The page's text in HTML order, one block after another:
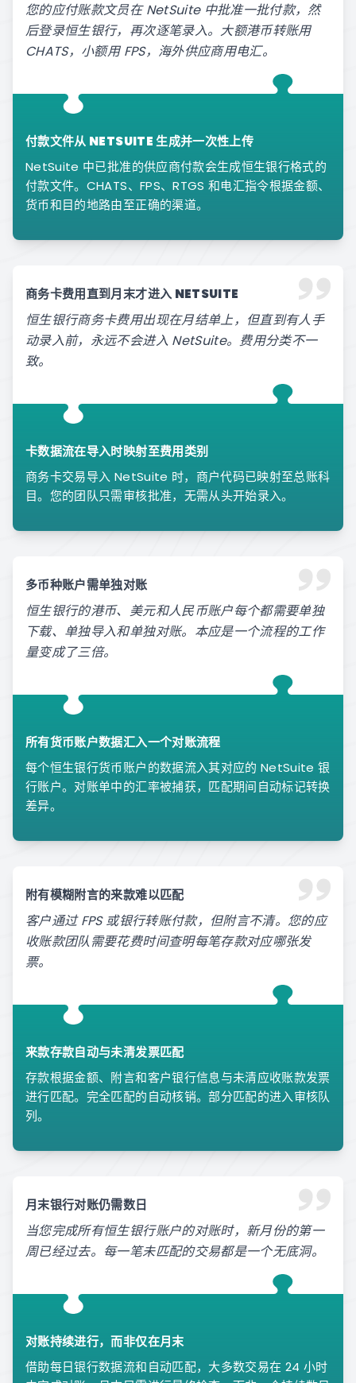
您的应付账款文员在 NetSuite 中批准一批付款，然
后登录恒生银行，再次逐笔录入。大额港币转账用
CHATS，小额用 FPS，海外供应商用电汇。
付款文件从 NETSUITE 生成并一次性上传
NetSuite 中已批准的供应商付款会生成恒生银行格式的
付款文件。CHATS、FPS、RTGS 和电汇指令根据金额、
货币和目的地路由至正确的渠道。
商务卡费用直到月末才进入 NETSUITE
恒生银行商务卡费用出现在月结单上，但直到有人手
动录入前，永远不会进入 NetSuite。费用分类不一
致。
卡数据流在导入时映射至费用类别
商务卡交易导入 NetSuite 时，商户代码已映射至总账科
目。您的团队只需审核批准，无需从头开始录入。
多币种账户需单独对账
恒生银行的港币、美元和人民币账户每个都需要单独
下载、单独导入和单独对账。本应是一个流程的工作
量变成了三倍。
所有货币账户数据汇入一个对账流程
每个恒生银行货币账户的数据流入其对应的 NetSuite 银
行账户。对账单中的汇率被捕获，匹配期间自动标记转换
差异。
附有模糊附言的来款难以匹配
客户通过 FPS 或银行转账付款，但附言不清。您的应
收账款团队需要花费时间查明每笔存款对应哪张发
票。
来款存款自动与未清发票匹配
存款根据金额、附言和客户银行信息与未清应收账款发票
进行匹配。完全匹配的自动核销。部分匹配的进入审核队
列。
月末银行对账仍需数日
当您完成所有恒生银行账户的对账时，新月份的第一
周已经过去。每一笔未匹配的交易都是一个无底洞。
对账持续进行，而非仅在月末
借助每日银行数据流和自动匹配，大多数交易在 24 小时